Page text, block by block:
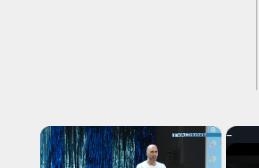
×